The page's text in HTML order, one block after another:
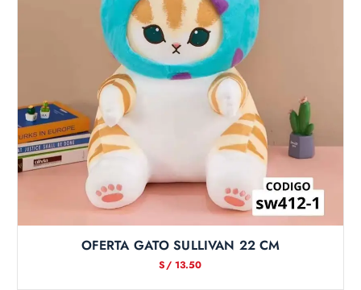
OFERTA GATO SULLIVAN 22 CM
S/13.50